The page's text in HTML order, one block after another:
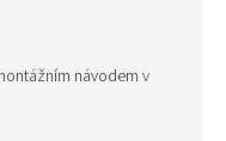
návodem v